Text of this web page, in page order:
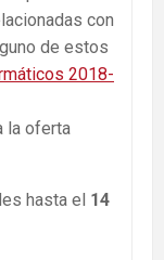
con
de estos
2018-
la oferta
hasta el 14